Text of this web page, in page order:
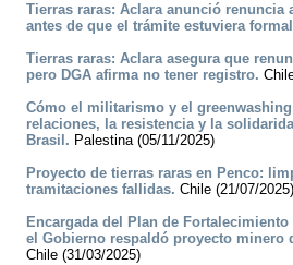
Tierras raras: Aclara anunció renuncia
antes de que el trámite estuviera
Tierras raras: Aclara asegura que
pero DGA afirma no tener registro.
Cómo el militarismo y el
relaciones, la resistencia y la
Brasil. Palestina (05/11/2025)
Proyecto de tierras raras en Penco:
tramitaciones fallidas. Chile (21/07/2025)
Encargada del Plan de
el Gobierno respaldó proyecto minero
Chile (31/03/2025)